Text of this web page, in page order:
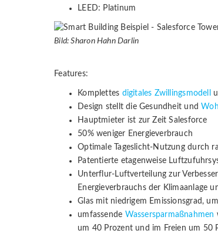
LEED: Platinum
Bild: Sharon Hahn Darlin
Features:
Komplettes digitales Zwillingsmodell
Design stellt die Gesundheit und
Hauptmieter ist zur Zeit Salesforce
50% weniger Energieverbrauch
Optimale Tageslicht-Nutzung durch
Patentierte etagenweise
Unterflur-Luftverteilung zur
Energieverbrauchs der Klimaanlage
Glas mit niedrigem Emissionsgrad,
umfassende Wassersparmaßnahmen
um 40 Prozent und im Freien um 50